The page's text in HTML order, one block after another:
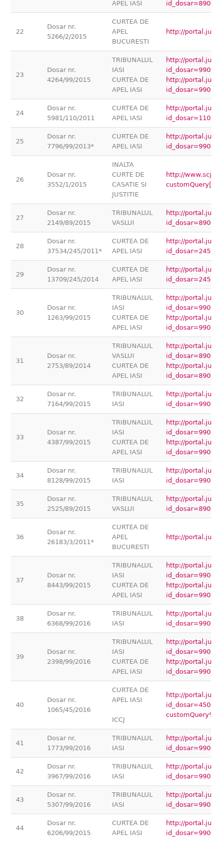
APEL IASI
22
Dosar nr.
5266/2/2015
CURTEA DE
APEL
BUCURESTI
http://
23
Dosar nr.
4264/99/2015
TRIBUNALUL
IASI
CURTEA DE
APEL IASI
http://
http://
24
Dosar nr.
5981/110/2011
CURTEA DE
APEL IASI
http://
25
Dosar nr.
7796/99/2013*
CURTEA DE
APEL IASI
http://
26
Dosar nr.
3552/1/2015
INALTA
CURTE DE
CASATIE SI
JUSTITIE
http://
27
Dosar nr.
2149/89/2015
TRIBUNALUL
VASLUI
http://
28
Dosar nr.
37534/245/2011*
CURTEA DE
APEL IASI
http://
29
Dosar nr.
13709/245/2014
CURTEA DE
APEL IASI
http://
30
Dosar nr.
1263/99/2015
TRIBUNALUL
IASI
CURTEA DE
APEL IASI
http://
http://
31
Dosar nr.
2753/89/2014
TRIBUNALUL
VASLUI
CURTEA DE
APEL IASI
http://
http://
32
Dosar nr.
7164/99/2015
TRIBUNALUL
IASI
http://
33
Dosar nr.
4387/99/2015
TRIBUNALUL
IASI
CURTEA DE
APEL IASI
http://
http://
34
Dosar nr.
8128/99/2015
TRIBUNALUL
IASI
http://
35
Dosar nr.
2525/89/2015
TRIBUNALUL
VASLUI
http://
36
Dosar nr.
26183/3/2011*
CURTEA DE
APEL
BUCURESTI
http://
37
Dosar nr.
8443/99/2015
TRIBUNALUL
IASI
CURTEA DE
APEL IASI
http://
http://
38
Dosar nr.
6368/99/2016
TRIBUNALUL
IASI
http://
39
Dosar nr.
2398/99/2016
TRIBUNALUL
IASI
CURTEA DE
APEL IASI
http://
http://
40
Dosar nr.
1065/45/2016
CURTEA DE
APEL IASI
ICCJ
http://
41
Dosar nr.
1773/99/2016
TRIBUNALUL
IASI
http://
42
Dosar nr.
3967/99/2016
TRIBUNALUL
IASI
http://
43
Dosar nr.
5307/99/2016
TRIBUNALUL
IASI
http://
44
Dosar nr.
6206/99/2015
CURTEA DE
APEL IASI
http://